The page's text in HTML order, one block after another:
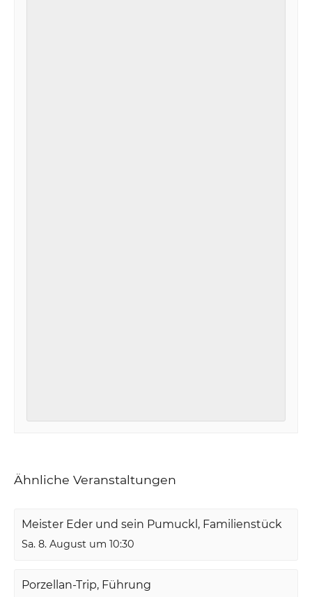
Ähnliche Veranstaltungen
Meister Eder und sein Pumuckl, Familienstück
Sa. 8. August um 10:30
Porzellan-Trip, Führung